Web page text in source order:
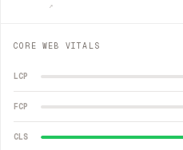
↗
CORE WEB VITALS
LCP
FCP
CLS